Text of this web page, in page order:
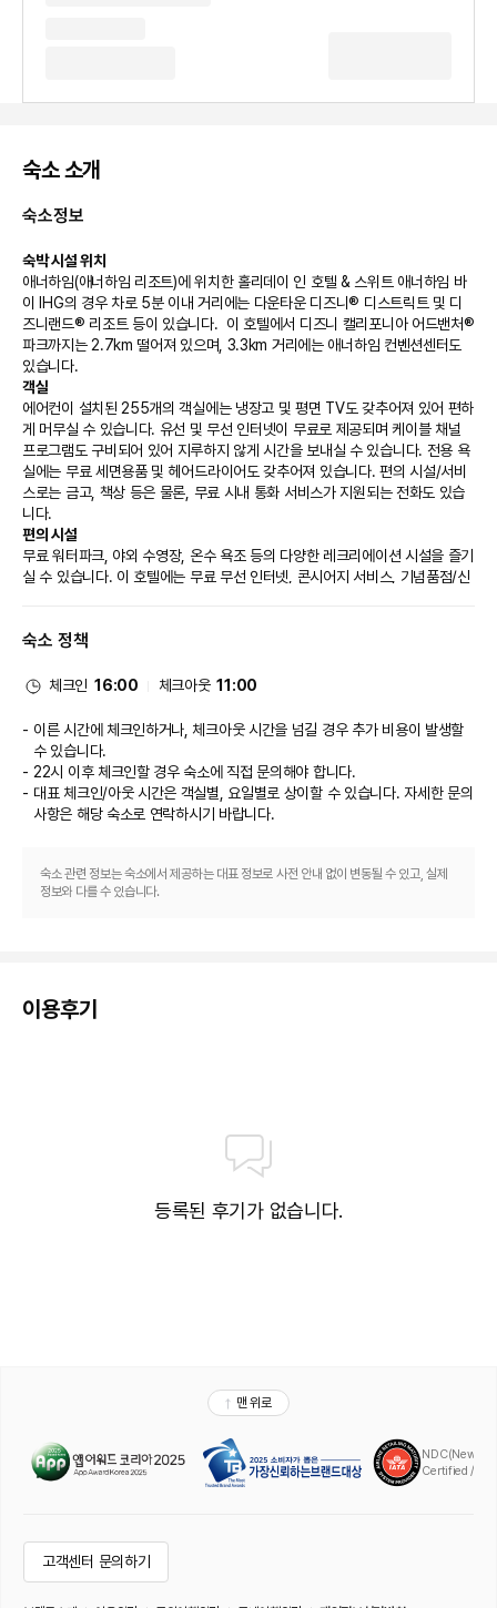
숙소 소개
숙소정보
숙박 시설 위치
애너하임(애너하임 리조트)에 위치한 홀리데이 인 호텔 & 스위트 애너하임 바
이 IHG의 경우 차로 5분 이내 거리에는 다운타운 디즈니® 디스트릭트 및 디
즈니랜드® 리조트 등이 있습니다.  이 호텔에서 디즈니 캘리포니아 어드밴처®
파크까지는 2.7km 떨어져 있으며, 3.3km 거리에는 애너하임 컨벤션센터도
있습니다.
객실
에어컨이 설치된 255개의 객실에는 냉장고 및 평면 TV도 갖추어져 있어 편하
게 머무실 수 있습니다. 유선 및 무선 인터넷이 무료로 제공되며 케이블 채널
프로그램도 구비되어 있어 지루하지 않게 시간을 보내실 수 있습니다. 전용 욕
실에는 무료 세면용품 및 헤어드라이어도 갖추어져 있습니다. 편의 시설/서비
스로는 금고, 책상 등은 물론, 무료 시내 통화 서비스가 지원되는 전화도 있습
니다.
편의 시설
무료 워터파크, 야외 수영장, 온수 욕조 등의 다양한 레크리에이션 시설을 즐기
실 수 있습니다. 이 호텔에는 무료 무선 인터넷, 콘시어지 서비스, 기념품점/신
호텔의 레스토랑에서 맛있는 식사를 즐겨보세요. 또는 편하게 룸서비스를 이용
며 느긋한 시간을 보내실 수 있어요. 아침 식사(뷔페)를 매일 06:30 ~ 11:00
비즈니스, 기타 편의시설
대표적인 편의 시설과 서비스로는 무료 유선 인터넷, 비즈니스 센터, 로비의 무
료 신문 등이 있습니다. 애너하임에서의 행사를 계획하시나요? 이 호텔에는 컨
퍼런스 공간 및 회의실 등으로 구성된 313 제곱미터 크기의 공간이 마련되어
있습니다. 시설 내에서 셀프 주차(요금 별도) 이용이 가능합니다.
숙소 정책
체크인 16:00 체크아웃 11:00
이른 시간에 체크인하거나, 체크아웃 시간을 넘길 경우 추가 비용이 발생할
수 있습니다.
22시 이후 체크인할 경우 숙소에 직접 문의해야 합니다.
대표 체크인/아웃 시간은 객실별, 요일별로 상이할 수 있습니다. 자세한 문의
사항은 해당 숙소로 연락하시기 바랍니다.
숙소 관련 정보는 숙소에서 제공하는 대표 정보로 사전 안내 없이 변동될 수 있고, 실제
정보와 다를 수 있습니다.
이용후기
등록된 후기가 없습니다.